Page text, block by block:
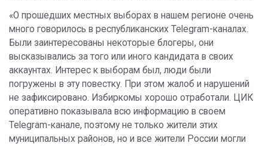
«О прошедших местных выборах в нашем регионе очень
много говорилось в республиканских Telegram-каналах.
Были заинтересованы некоторые блогеры, они
высказывались за того или иного кандидата в своих
аккаунтах. Интерес к выборам был, люди были
погружены в эту повестку. При этом жалоб и нарушений
не зафиксировано. Избиркомы хорошо отработали. ЦИК
оперативно показывала всю информацию в своем
Telegram-канале, поэтому не только жители этих
муниципальных районов, но и все жители России могли